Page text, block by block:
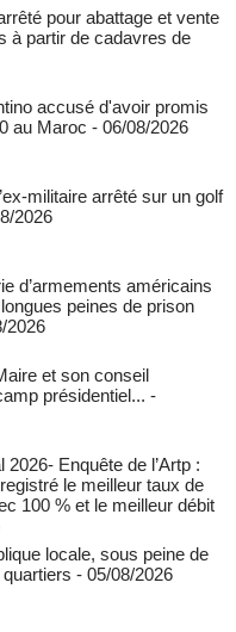
pour abattage et vente
à partir de cadavres de
accusé d'avoir promis
au Maroc - 06/08/2026
militaire arrêté sur un golf
2026
d’armements américains
peines de prison
2026
et son conseil
présidentiel... -
Enquête de l’Artp :
le meilleur taux de
100 % et le meilleur débit
locale, sous peine de
- 05/08/2026